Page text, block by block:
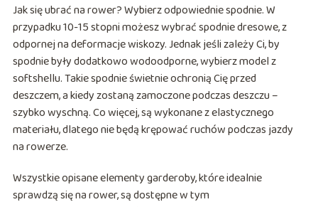
Jak się ubrać na rower? Wybierz odpowiednie spodnie. W
przypadku 10-15 stopni możesz wybrać spodnie dresowe, z
odpornej na deformacje wiskozy. Jednak jeśli zależy Ci, by
spodnie były dodatkowo wodoodporne, wybierz model z
softshellu. Takie spodnie świetnie ochronią Cię przed
deszczem, a kiedy zostaną zamoczone podczas deszczu –
szybko wyschną. Co więcej, są wykonane z elastycznego
materiału, dlatego nie będą krępować ruchów podczas jazdy
na rowerze.
Wszystkie opisane elementy garderoby, które idealnie
sprawdzą się na rower, są dostępne w tym